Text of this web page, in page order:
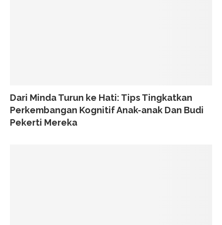
Dari Minda Turun ke Hati: Tips Tingkatkan
Perkembangan Kognitif Anak-anak Dan Budi
Pekerti Mereka